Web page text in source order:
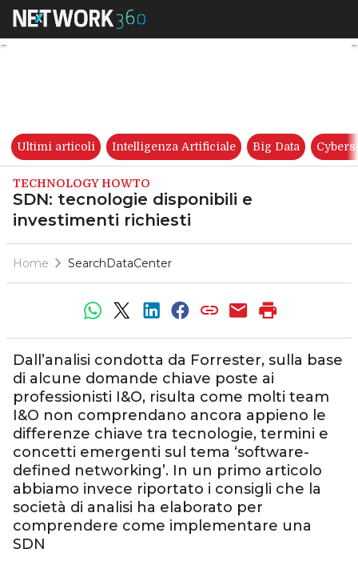
SDN: tecnologie disponibili
Ultimi articoli Intelligenza Artificiale Big Data
TECHNOLOGY HOWTO
SDN: tecnologie disponibili e
investimenti richiesti
Home SearchDataCenter
Dall’analisi condotta da Forrester, sulla base
di alcune domande chiave poste ai
professionisti I&O, risulta come molti team
I&O non comprendano ancora appieno le
differenze chiave tra tecnologie, termini e
concetti emergenti sul tema ‘software-
defined networking’. In un primo articolo
abbiamo invece riportato i consigli che la
società di analisi ha elaborato per
comprendere come implementare una
SDN